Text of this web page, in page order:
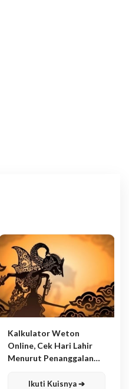
Kalkulator Weton
Online, Cek Hari Lahir
Menurut Penanggalan
Ikuti Kuisnya ➔